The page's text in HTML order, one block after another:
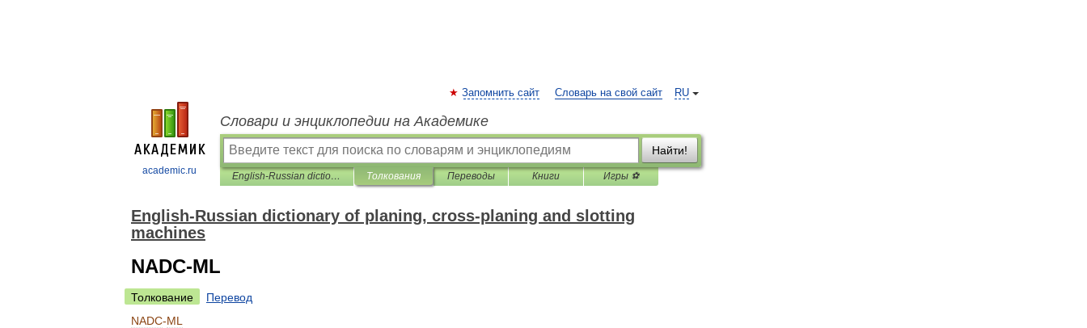
academic.ru
RU
Запомнить сайт Словарь на свой сайт
Словари и энциклопедии на Академике
Найти!
English-Russian dictionary of planing, cross-planing and slotting machines Толкования Переводы Книги Игры ⚽
English-Russian dictionary of planing, cross-planing and slotting
machines
NADC-ML
Толкование
Перевод
NADC-ML